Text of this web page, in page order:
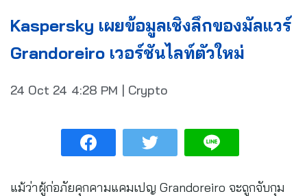
Kaspersky เผยข้อมูลเชิงลึกของมัลแวร์
Grandoreiro เวอร์ชันไลท์ตัวใหม่
24 Oct 24 4:28 PM | Crypto
แม้ว่าผู้ก่อภัยคุกคามแคมเปญ Grandoreiro จะถูกจับกุม